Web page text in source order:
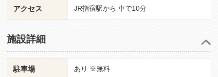
アクセス JR指宿駅から 車で10分
施設詳細
駐車場 あり ※無料